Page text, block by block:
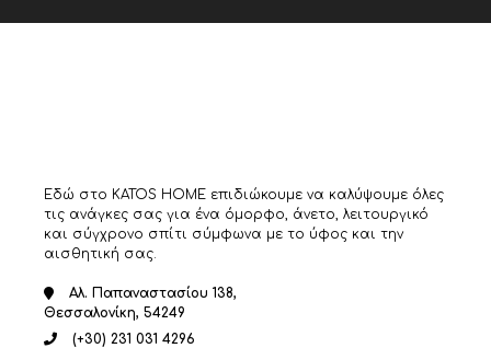
Εδώ στο KATOS HOME επιδιώκουμε να καλύψουμε όλες
τις ανάγκες σας για ένα όμορφο, άνετο, λειτουργικό
και σύγχρονο σπίτι σύμφωνα με το ύφος και την
αισθητική σας.
Αλ. Παπαναστασίου 138,
Θεσσαλονίκη, 54249
(+30) 231 031 4296